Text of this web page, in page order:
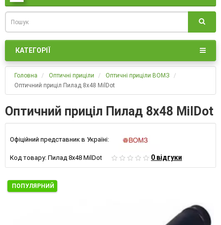
КАТЕГОРІЇ
Головна Оптичні приціли
Оптичні приціли ВОМЗ
Оптичний приціл Пилад 8х48 MilDot
Оптичний приціл Пилад 8х48 MilDot
Офіційний представник в Україні:
Код товару: Пилад 8х48 MilDot 0 відгуки
ПОПУЛЯРНИЙ